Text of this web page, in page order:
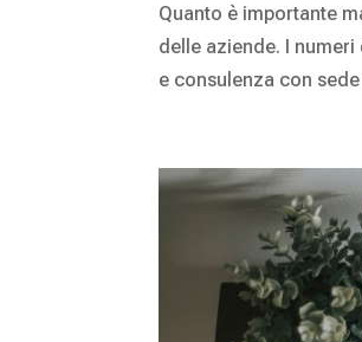
Quanto è importante
delle aziende. I
e consulenza con